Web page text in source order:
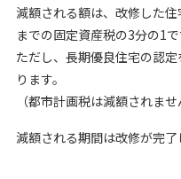
減額される額は、改修した
までの固定資産税の3分の1で
ただし、長期優良住宅の認
ります。
（都市計画税は減額されませ
減額される期間は改修が完了